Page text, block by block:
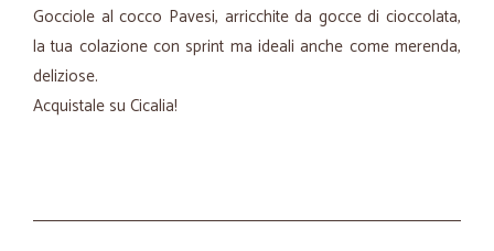
Gocciole al cocco Pavesi, arricchite da gocce di cioccolata,
la tua colazione con sprint ma ideali anche come merenda,
deliziose.
Acquistale su Cicalia!